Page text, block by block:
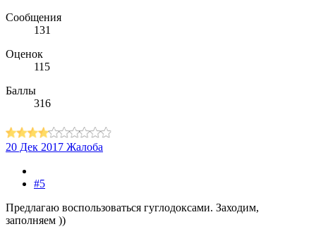
Сообщения
131
Оценок
115
Баллы
316
20 Дек 2017 Жалоба
#5
Предлагаю воспользоваться гуглодоксами. Заходим,
заполняем ))